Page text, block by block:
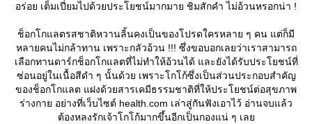
อร่อย เต็มเปี่ยมไปด้วยประโยชน์มากมาย ชิมสักคำ ไม่อ้วนหรอกน่า !
ช็อกโกแลตรสชาติหวานลิ้นคงเป็นของโปรดใครหลาย ๆ คน แต่ก็มี
หลายคนไม่กล้าทาน เพราะกลัวอ้วน !!! ซึ่งขอบอกเลยว่าเราสามารถ
เลือกทานดาร์กช็อกโกแลตที่ไม่ทำให้อ้วนได้ และยังได้รับประโยชน์ที่
ซ่อนอยู่ในเนื้อสีดำ ๆ นั้นด้วย เพราะโกโก้ซึ่งเป็นส่วนประกอบสำคัญ
ของช็อกโกแลต แฝงด้วยสารเคมีธรรมชาติที่ให้ประโยชน์ต่อสุขภาพ
ร่างกาย อย่างที่เว็บไซต์ health.com เล่าสู่กันฟังเอาไว้ อ่านจบแล้ว
ต้องหลงรักเจ้าโกโก้มากขึ้นอีกเป็นกองแน่ ๆ เล